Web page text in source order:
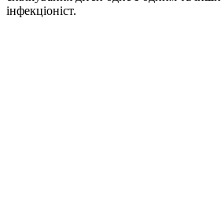
інфекціоніст.